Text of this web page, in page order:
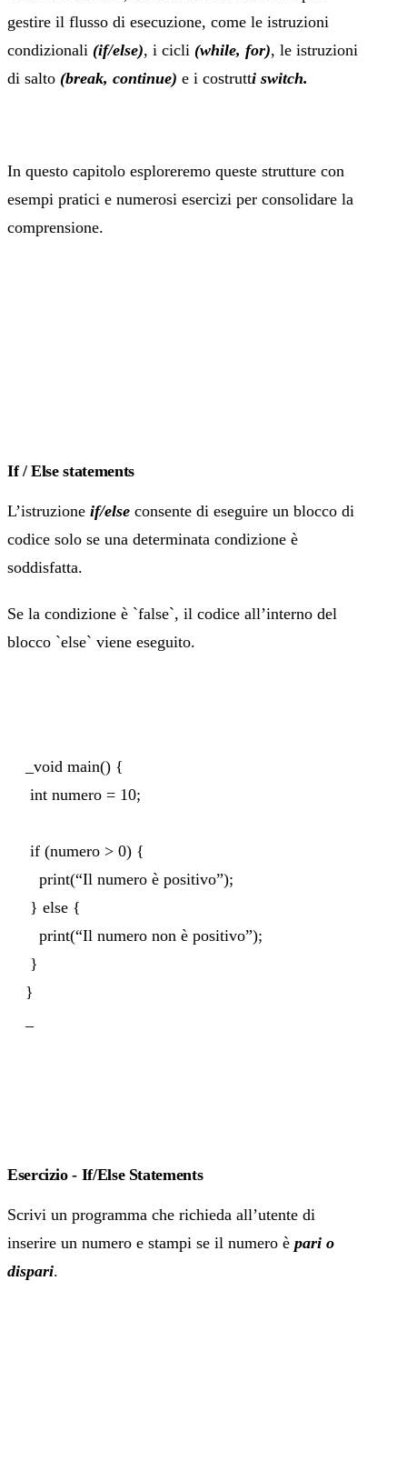
gestire il flusso di esecuzione, come le istruzioni
condizionali (if/else), i cicli (while, for), le istruzioni
di salto (break, continue) e i costrutti switch.
In questo capitolo esploreremo queste strutture con
esempi pratici e numerosi esercizi per consolidare la
comprensione.
If / Else statements
L’istruzione if/else consente di eseguire un blocco di
codice solo se una determinata condizione è
soddisfatta.
Se la condizione è `false`, il codice all’interno del
blocco `else` viene eseguito.
_void main() {
int numero = 10;
if (numero > 0) {
print(“Il numero è positivo”);
} else {
print(“Il numero non è positivo”);
}
}
Esercizio - If/Else Statements
Scrivi un programma che richieda all’utente di
inserire un numero e stampi se il numero è pari o
dispari.